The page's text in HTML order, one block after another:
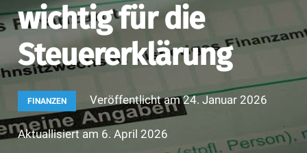
wichtig für die
Steuererklärung
FINANZEN Veröffentlicht am24. Januar 2026
Aktuallisiert am 6. April 2026